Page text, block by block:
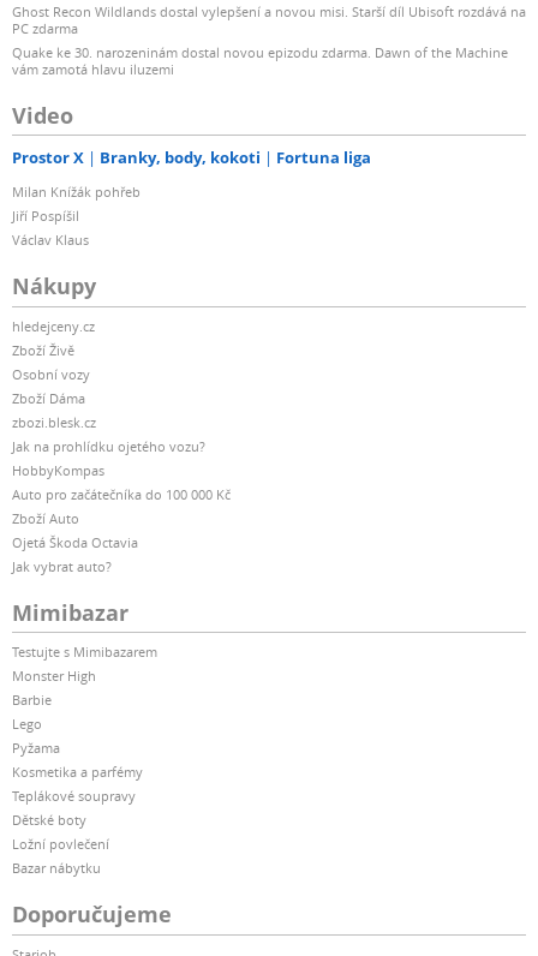
Ghost Recon Wildlands dostal vylepšení a novou misi. Starší díl Ubisoft rozdává na
PC zdarma
Quake ke 30. narozeninám dostal novou epizodu zdarma. Dawn of the Machine
vám zamotá hlavu iluzemi
Video
Prostor X Branky, body, kokoti Fortuna liga
Milan Knížák pohřeb
Jiří Pospíšil
Václav Klaus
Nákupy
hledejceny.cz
Zboží Živě
Osobní vozy
Zboží Dáma
zbozi.blesk.cz
Jak na prohlídku ojetého vozu?
HobbyKompas
Auto pro začátečníka do 100 000 Kč
Zboží Auto
Ojetá Škoda Octavia
Jak vybrat auto?
Mimibazar
Testujte s Mimibazarem
Monster High
Barbie
Lego
Pyžama
Kosmetika a parfémy
Teplákové soupravy
Dětské boty
Ložní povlečení
Bazar nábytku
Doporučujeme